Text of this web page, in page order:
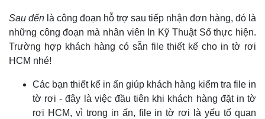
Sau đến là công đoạn hỗ trợ sau tiếp nhận đơn hàng, đó là
những công đoạn mà nhân viên In Kỹ Thuật Số thực hiện.
Trường hợp khách hàng có sẵn file thiết kế cho in tờ rơi
HCM nhé!
Các bạn thiết kế in ấn giúp khách hàng kiểm tra file in
tờ rơi - đây là việc đầu tiên khi khách hàng đặt in tờ
rơi HCM, vì trong in ấn, file in tờ rơi là yếu tố quan